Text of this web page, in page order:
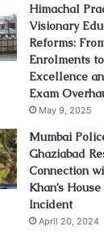
Himachal
Visionary
Reforms:
Enrolments
Excellence
Exam
May 9, 2025
Mumbai
Ghaziabad
Connection
Khan’s
Incident
April 20, 2024